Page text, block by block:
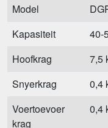
Model
Kapasiteit
40-
Hoofkrag
7,5
Snyerkrag
0,4
Voertoevoer
krag
0,4